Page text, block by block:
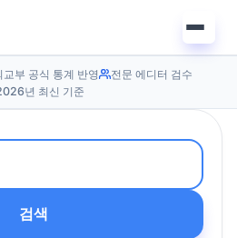
교부 공식 통계 반영
전문 에디터 검수
년 최신 기준
검색